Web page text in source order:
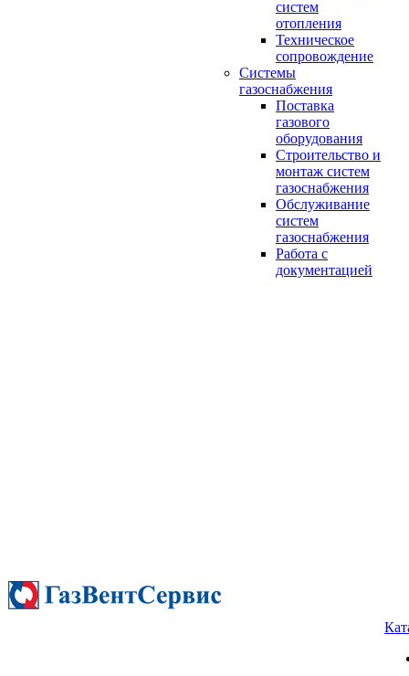
систем
отопления
Техническое
сопровождение
Системы
газоснабжения
Поставка
газового
оборудования
Строительство и
монтаж систем
газоснабжения
Обслуживание
систем
газоснабжения
Работа с
документацией